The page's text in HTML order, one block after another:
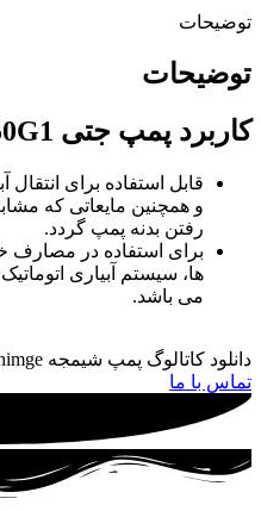
توضیحات
توضیحات
کاربرد پمپ جتی JET 550G1 شیمجه
قابل استفاده برای انتقال
و همچنین مایعاتی که
رفتن بدنه پمپ گردد.
برای استفاده در مصارف
ها، سیستم آبیاری
می باشد.
دانلود کاتالوگ پمپ شیمجه Shimge
تماس با ما